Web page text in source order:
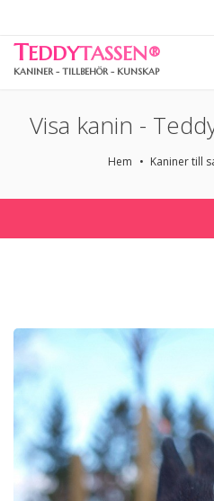
TEDDYTASSEN®
KANINER - TILLBEHÖR - KUNSKAP
Visa kanin -
Hem Kaniner till